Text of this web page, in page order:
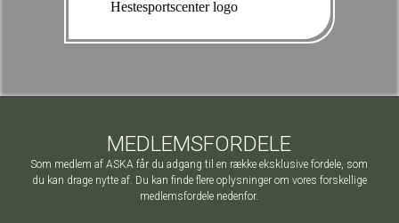
MEDLEMSFORDELE
Som medlem af ASKA får du adgang til en række eksklusive fordele, som
du kan drage nytte af. Du kan finde flere oplysninger om vores forskellige
medlemsfordele nedenfor.